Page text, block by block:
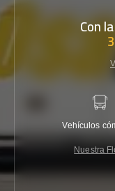
Con
Vehículos
Nuestra